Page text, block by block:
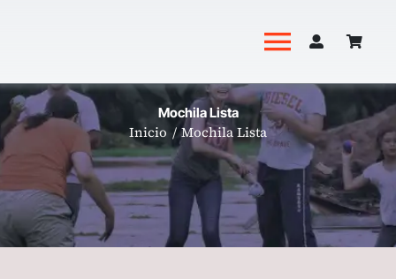
Toggle
Academia
Productos
Revista Hoguera
Mochila Lista
Inicio Mochila Lista